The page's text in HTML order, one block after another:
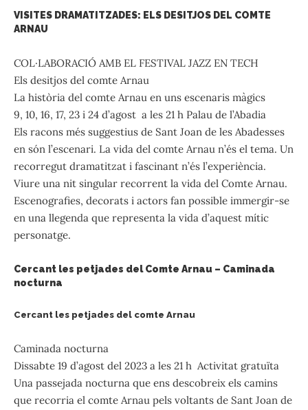
VISITES DRAMATITZADES: ELS DESITJOS DEL COMTE
ARNAU
COL·LABORACIÓ AMB EL FESTIVAL JAZZ EN TECH
Els desitjos del comte Arnau
La història del comte Arnau en uns escenaris màgics
9, 10, 16, 17, 23 i 24 d’agost a les 21 h Palau de l’Abadia
Els racons més suggestius de Sant Joan de les Abadesses
en són l’escenari. La vida del comte Arnau n’és el tema. Un
recorregut dramatitzat i fascinant n’és l’experiència.
Viure una nit singular recorrent la vida del Comte Arnau.
Escenografies, decorats i actors fan possible immergir-se
en una llegenda que representa la vida d’aquest mític
personatge.
Cercant les petjades del Comte Arnau – Caminada
nocturna
Cercant les petjades del comte Arnau
Caminada nocturna
Dissabte 19 d’agost del 2023 a les 21 h Activitat gratuïta
Una passejada nocturna que ens descobreix els camins
que recorria el comte Arnau pels voltants de Sant Joan de